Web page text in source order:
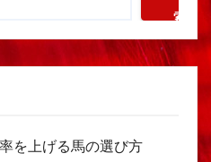
索
を上げる馬の選び方